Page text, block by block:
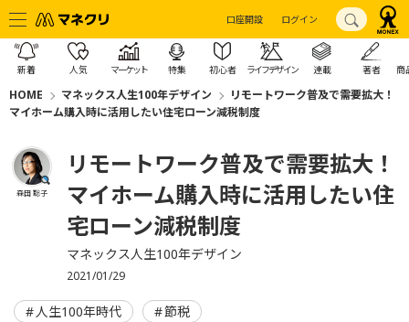
口座開設 ログイン
新着 人気 マーケット 特集 初心者 ライフデザイン 連載 著者 商
HOME マネックス人生100年デザイン
リモートワーク普及で需要拡大！
マイホーム購入時に活用したい住宅ローン減税制度
森田 聡子
リモートワーク普及で需要拡大！
マイホーム購入時に活用したい住
宅ローン減税制度
マネックス人生100年デザイン
2021/01/29
人生100年時代 節税